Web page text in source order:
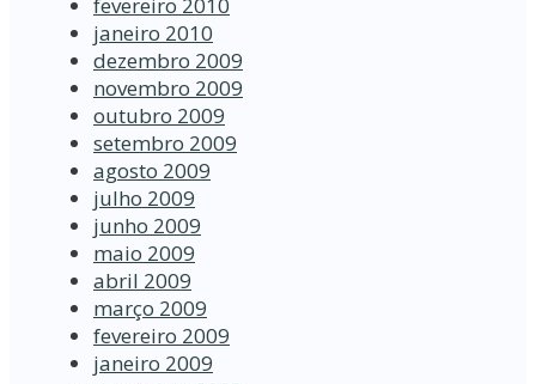
fevereiro 2010
janeiro 2010
dezembro 2009
novembro 2009
outubro 2009
setembro 2009
agosto 2009
julho 2009
junho 2009
maio 2009
abril 2009
março 2009
fevereiro 2009
janeiro 2009